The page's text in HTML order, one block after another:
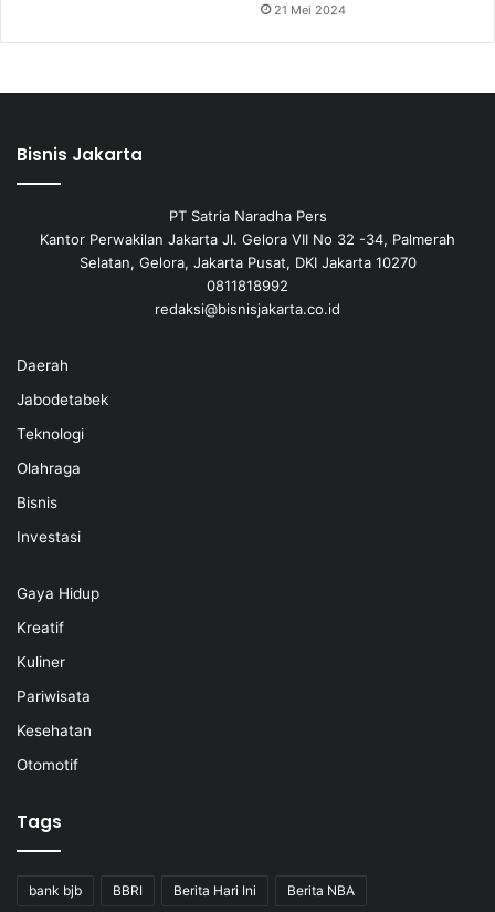
21 Mei 2024
Bisnis Jakarta
PT Satria Naradha Pers
Kantor Perwakilan Jakarta Jl. Gelora VII No 32 -34, Palmerah
Selatan, Gelora, Jakarta Pusat, DKI Jakarta 10270
0811818992
redaksi@bisnisjakarta.co.id
Daerah
Jabodetabek
Teknologi
Olahraga
Bisnis
Investasi
Gaya Hidup
Kreatif
Kuliner
Pariwisata
Kesehatan
Otomotif
Tags
bank bjb BBRI Berita Hari Ini Berita NBA